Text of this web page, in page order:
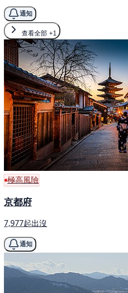
通知
查看全部 +1
極高風險
京都府
7,977起出沒
通知